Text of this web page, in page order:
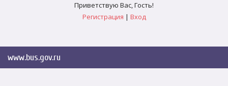
Приветствую Вас,Гость!
Регистрация | Вход
www.bus.gov.ru